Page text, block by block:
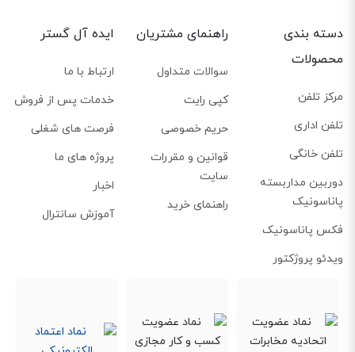
دسته بندی
محصولات
مرکز تلفن
تلفن اداری
تلفن خانگی
دوربین مداربسته
پاناسونیک
فکس پاناسونیک
ویدئو پروژکتور
راهنمای مشتریان
سوالات متداول
کپی رایت
حریم خصوصی
قوانین و مقررات
سایت
راهنمای خرید
ایده آل گستر
ارتباط با ما
خدمات پس از فروش
فرصت های شغلی
پروژه های ما
اخبار
آموزش سانترال